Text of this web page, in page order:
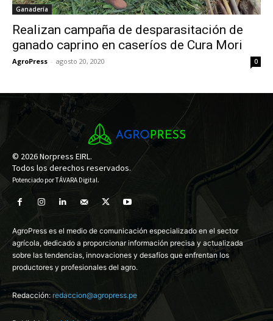
Ganadería
Realizan campaña de desparasitación de
ganado caprino en caseríos de Cura Mori
AgroPress - agosto 20, 2020 0
© 2026 Norpress EIRL.
Todos los derechos reservados.
Potenciado porTÁVARA Digital.
AgroPress es el medio de comunicación especializado en el sector
agrícola, dedicado a proporcionar información precisa y actualizada
sobre las tendencias, innovaciones y desafíos que enfrentan los
productores y profesionales del agro.
Redacción:redaccion@agropress.pe